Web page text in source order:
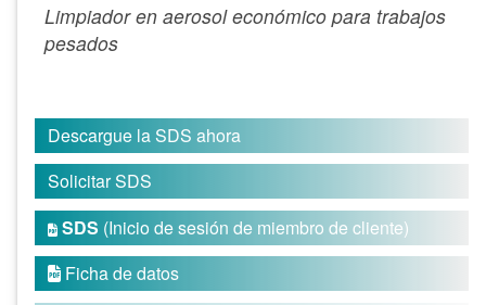
Limpiador en aerosol económico para trabajos
pesados
Descargue la SDS ahora
Solicitar SDS
 SDS (Inicio de sesión de miembro de cliente)
 Ficha de datos